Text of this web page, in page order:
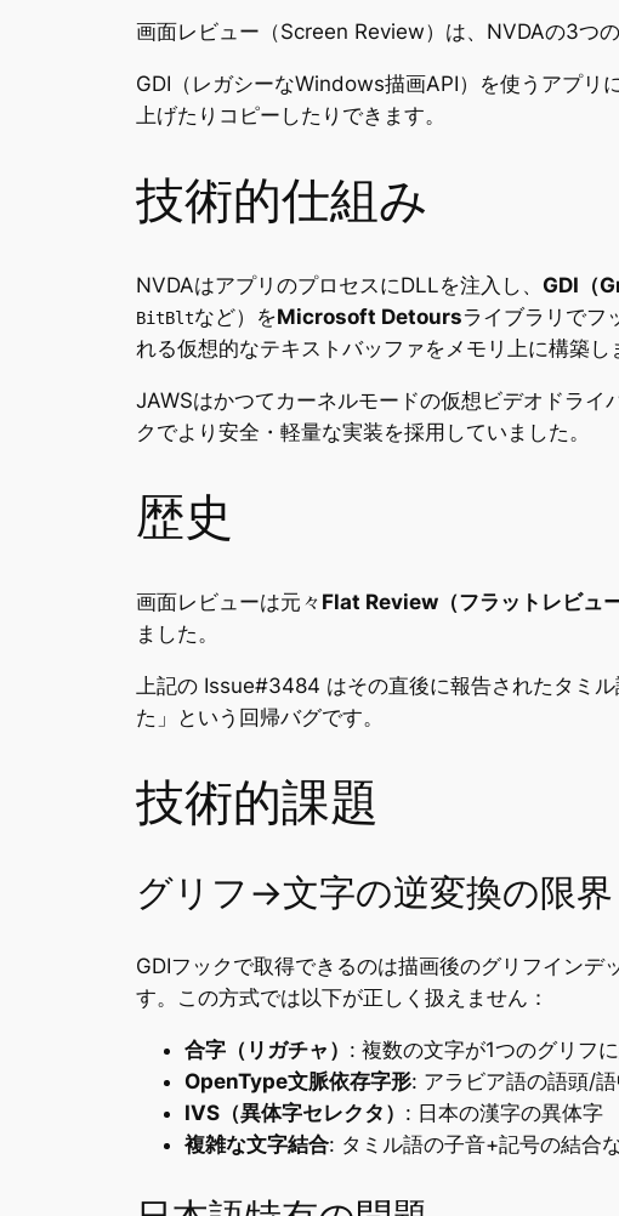
画面レビュー（Screen Review）は、NVDAの3つ
GDI（レガシーなWindows描画API）を使うアプリ
上げたりコピーしたりできます。
技術的仕組み
NVDAはアプリのプロセスにDLLを注入し、 GDI（
BitBltなど）をMicrosoft Detoursライブラリでフ
れる仮想的なテキストバッファをメモリ上に構築
JAWSはかつてカーネルモードの仮想ビデオドラ
クでより安全・軽量な実装を採用していました。
歴史
画面レビューは元々 Flat Review（フラットレビュー
ました。
上記の Issue#3484 はその直後に報告されたタミ
た」という回帰バグです。
技術的課題
グリフ→文字の逆変換の限界
GDIフックで取得できるのは描画後のグリフイン
す。この方式では以下が正しく扱えません：
合字（リガチャ） : 複数の文字が1つのグリフ
OpenType文脈依存字形: アラビア語の語頭/
IVS（異体字セレクタ） : 日本の漢字の異体字
複雑な文字結合: タミル語の子音+記号の結合